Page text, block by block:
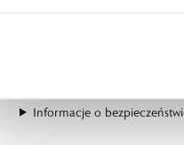
Informacje o